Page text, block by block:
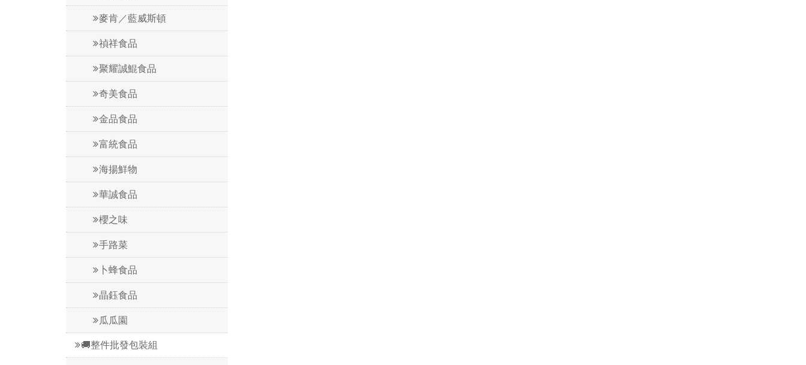
麥肯／藍威斯頓
禎祥食品
聚耀誠鯤食品
奇美食品
金品食品
富統食品
海揚鮮物
華誠食品
櫻之味
手路菜
卜蜂食品
晶鈺食品
瓜瓜園
🚚整件批發包裝組